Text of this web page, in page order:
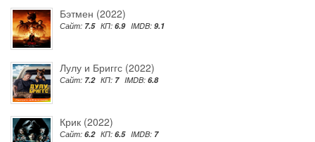
Бэтмен (2022)
Сайт: 7.5 КП: 6.9 IMDB: 9.1
Лулу и Бриггс (2022)
Сайт: 7.2 КП: 7 IMDB: 6.8
Крик (2022)
Сайт: 6.2 КП: 6.5 IMDB: 7